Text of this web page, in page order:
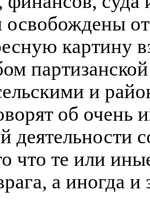
освобождены
картину
и
об очень
деятельности
что те или
а иногда и